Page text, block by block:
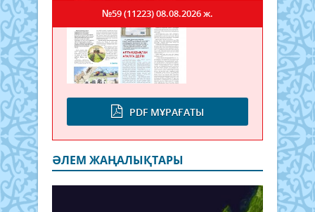
PDF МҰРАҒАТЫ
№59 (11223)08.08.2026 ж.
ӘЛЕМ ЖАҢАЛЫҚТАРЫ